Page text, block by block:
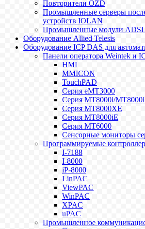
Повторители OZD
Промышленные серверы
устройств IOLAN
Промышленные модули
Оборудование Allied Telesis
Оборудование ICP DAS для
Панели оператора Weintek и
HMI
MMICON
TouchPAD
Серия eMT3000
Серия MT8000i/
Серия MT8000XE
Серия MT8000iE
Серия MT6000
Сенсорные мониторы
Программируемые
I-7188
I-8000
iP-8000
LinPAC
ViewPAC
WinPAC
XPAC
uPAC
Промышленное